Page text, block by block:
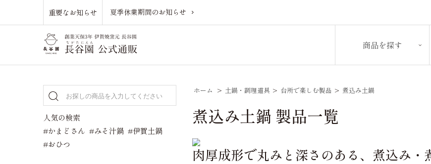
重要なお知らせ 夏季休業期間のお知らせ
商品を探す
ホーム > 土鍋・調理道具 > 台所で楽しむ製品 > 煮込み土鍋
煮込み土鍋 製品一覧
肉厚成形で丸みと深さのある、煮込み・
人気の検索
#かまどさん #みそ汁鍋 #伊賀土鍋
#おひつ